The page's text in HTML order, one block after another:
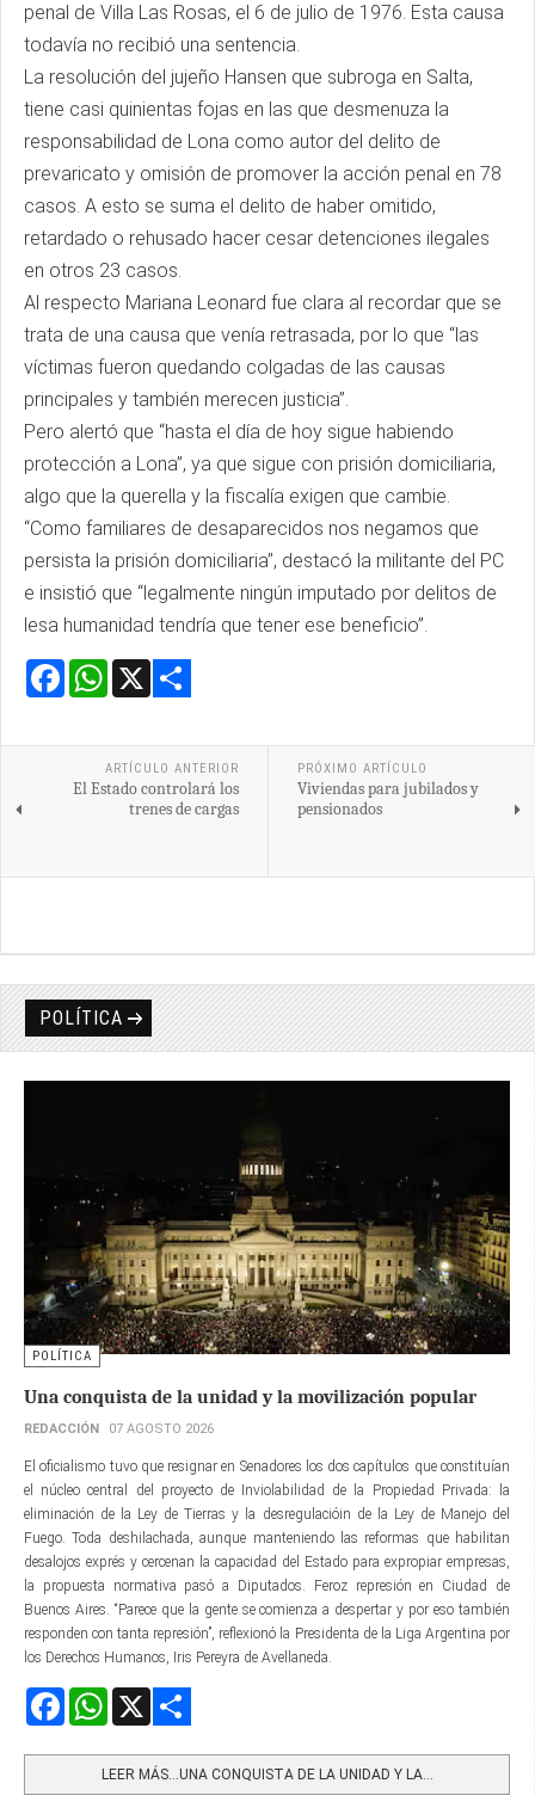
penal de Villa Las Rosas, el 6 de julio de 1976. Esta causa
todavía no recibió una sentencia.
La resolución del jujeño Hansen que subroga en Salta,
tiene casi quinientas fojas en las que desmenuza la
responsabilidad de Lona como autor del delito de
prevaricato y omisión de promover la acción penal en 78
casos. A esto se suma el delito de haber omitido,
retardado o rehusado hacer cesar detenciones ilegales
en otros 23 casos.
Al respecto Mariana Leonard fue clara al recordar que se
trata de una causa que venía retrasada, por lo que “las
víctimas fueron quedando colgadas de las causas
principales y también merecen justicia”.
Pero alertó que “hasta el día de hoy sigue habiendo
protección a Lona”, ya que sigue con prisión domiciliaria,
algo que la querella y la fiscalía exigen que cambie.
“Como familiares de desaparecidos nos negamos que
persista la prisión domiciliaria”, destacó la militante del PC
e insistió que “legalmente ningún imputado por delitos de
lesa humanidad tendría que tener ese beneficio”.
Facebook
WhatsApp
ARTÍCULO ANTERIOR
El Estado controlará los
trenes de cargas
PRÓXIMO ARTÍCULO
Viviendas para jubilados y
pensionados
POLÍTICA
POLÍTICA
Una conquista de la unidad y la movilización popular
REDACCIÓN 07 AGOSTO 2026
El oficialismo tuvo que resignar en Senadores los dos capítulos que constituían
el núcleo central del proyecto de Inviolabilidad de la Propiedad Privada: la
eliminación de la Ley de Tierras y la desregulacióin de la Ley de Manejo del
Fuego. Toda deshilachada, aunque manteniendo las reformas que habilitan
desalojos exprés y cercenan la capacidad del Estado para expropiar empresas,
la propuesta normativa pasó a Diputados. Feroz represión en Ciudad de
Buenos Aires. “Parece que la gente se comienza a despertar y por eso también
responden con tanta represión”, reflexionó la Presidenta de la Liga Argentina por
los Derechos Humanos, Iris Pereyra de Avellaneda.
FacebookWhatsApp
LEER MÁS…UNA CONQUISTA DE LA UNIDAD Y LA...